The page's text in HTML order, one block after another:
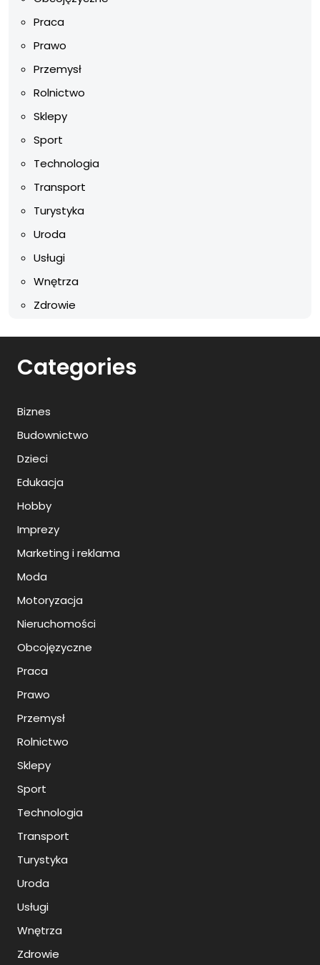
Praca
Prawo
Przemysł
Rolnictwo
Sklepy
Sport
Technologia
Transport
Turystyka
Uroda
Usługi
Wnętrza
Zdrowie
Categories
Biznes
Budownictwo
Dzieci
Edukacja
Hobby
Imprezy
Marketing i reklama
Moda
Motoryzacja
Nieruchomości
Obcojęzyczne
Praca
Prawo
Przemysł
Rolnictwo
Sklepy
Sport
Technologia
Transport
Turystyka
Uroda
Usługi
Wnętrza
Zdrowie